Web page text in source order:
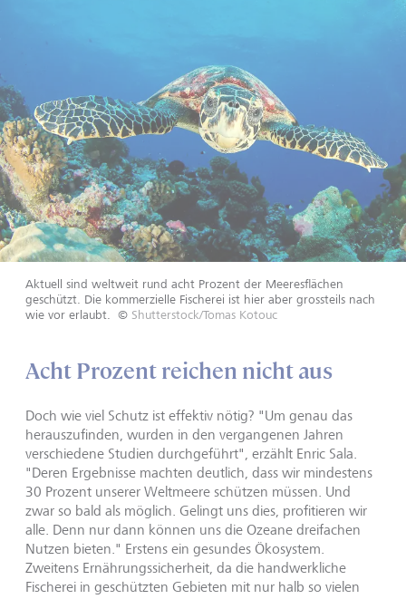
Aktuell sind weltweit rund acht Prozent der Meeresflächen
geschützt. Die kommerzielle Fischerei ist hier aber grossteils nach
wie vor erlaubt. © Shutterstock/Tomas Kotouc
Acht Prozent reichen nicht aus
Doch wie viel Schutz ist effektiv nötig? "Um genau das
herauszufinden, wurden in den vergangenen Jahren
verschiedene Studien durchgeführt", erzählt Enric Sala.
"Deren Ergebnisse machten deutlich, dass wir mindestens
30 Prozent unserer Weltmeere schützen müssen. Und
zwar so bald als möglich. Gelingt uns dies, profitieren wir
alle. Denn nur dann können uns die Ozeane dreifachen
Nutzen bieten." Erstens ein gesundes Ökosystem.
Zweitens Ernährungssicherheit, da die handwerkliche
Fischerei in geschützten Gebieten mit nur halb so vielen